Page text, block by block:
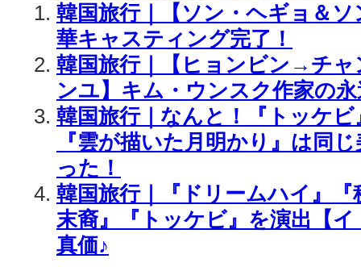
韓国旅行｜【ソン・ヘギョ＆
華キャスティング完了！
韓国旅行｜【ヒョンビン→チ
ンユ】キム・ウンスク作家の
韓国旅行｜なんと！『トッケ
『雲が描いた月明かり』は同
った！
韓国旅行｜『ドリームハイ』
末裔』『トッケビ』を演出【
真価♪